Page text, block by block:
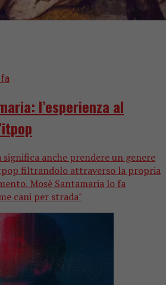
l’esperienza al
significa anche prendere un genere
filtrandolo attraverso la propria
Mosè Santamaria lo fa
cani per strada"